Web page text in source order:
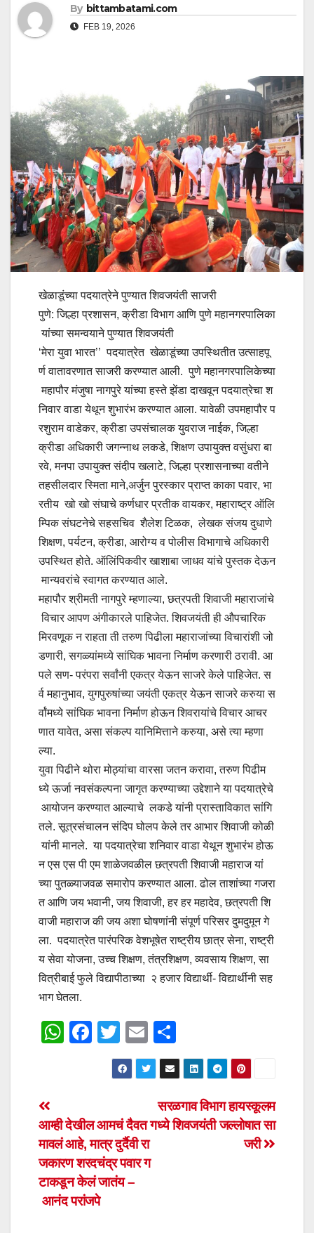
By bittambatami.com
FEB 19, 2026
खेळाडूंच्या पदयात्रेने पुण्यात शिवजयंती साजरी
पुणे: जिल्हा प्रशासन, क्रीडा विभाग आणि पुणे महानगरपालिका
यांच्या समन्वयाने पुण्यात शिवजयंती
‘मेरा युवा भारत’’ पदयात्रेत खेळाडूंच्या उपस्थितीत उत्साहपू
र्ण वातावरणात साजरी करण्यात आली. पुणे महानगरपालिकेच्या
महापौर मंजुषा नागपुरे यांच्या हस्ते झेंडा दाखवून पदयात्रेचा श
निवार वाडा येथून शुभारंभ करण्यात आला. यावेळी उपमहापौर प
रशुराम वाडेकर, क्रीडा उपसंचालक युवराज नाईक, जिल्हा
क्रीडा अधिकारी जगन्नाथ लकडे, शिक्षण उपायुक्त वसुंधरा बा
रवे, मनपा उपायुक्त संदीप खलाटे, जिल्हा प्रशासनाच्या वतीने
तहसीलदार स्मिता माने,अर्जुन पुरस्कार प्राप्त काका पवार, भा
रतीय खो खो संघाचे कर्णधार प्रतीक वायकर, महाराष्ट्र ऑलि
म्पिक संघटनेचे सहसचिव शैलेश टिळक, लेखक संजय दुधाणे
शिक्षण, पर्यटन, क्रीडा, आरोग्य व पोलीस विभागाचे अधिकारी
उपस्थित होते. ऑलिंपिकवीर खाशाबा जाधव यांचे पुस्तक देऊन
मान्यवरांचे स्वागत करण्यात आले.
महापौर श्रीमती नागपुरे म्हणाल्या, छत्रपती शिवाजी महाराजांचे
विचार आपण अंगीकारले पाहिजेत. शिवजयंती ही औपचारिक
मिरवणूक न राहता ती तरुण पिढीला महाराजांच्या विचारांशी जो
डणारी, सगळ्यांमध्ये सांघिक भावना निर्माण करणारी ठरावी. आ
पले सण- परंपरा सर्वांनी एकत्र येऊन साजरे केले पाहिजेत. स
र्व महानुभाव, युगपुरुषांच्या जयंती एकत्र येऊन साजरे करुया स
र्वांमध्ये सांघिक भावना निर्माण होऊन शिवरायांचे विचार आचर
णात यावेत, असा संकल्प यानिमित्ताने करुया, असे त्या म्हणा
ल्या.
युवा पिढीने थोरा मोठ्यांचा वारसा जतन करावा, तरुण पिढीम
ध्ये ऊर्जा नवसंकल्पना जागृत करण्याच्या उद्देशाने या पदयात्रेचे
आयोजन करण्यात आल्याचे लकडे यांनी प्रास्ताविकात सांगि
तले. सूत्रसंचालन संदिप घोलप केले तर आभार शिवाजी कोळी
यांनी मानले. या पदयात्रेचा शनिवार वाडा येथून शुभारंभ होऊ
न एस एस पी एम शाळेजवळील छत्रपती शिवाजी महाराज यां
च्या पुतळ्याजवळ समारोप करण्यात आला. ढोल ताशांच्या गजरा
त आणि जय भवानी, जय शिवाजी, हर हर महादेव, छत्रपती शि
वाजी महाराज की जय अशा घोषणांनी संपूर्ण परिसर दुमदुमून गे
ला. पदयात्रेत पारंपरिक वेशभूषेत राष्ट्रीय छात्र सेना, राष्ट्री
य सेवा योजना, उच्च शिक्षण, तंत्रशिक्षण, व्यवसाय शिक्षण, सा
वित्रीबाई फुले विद्यापीठाच्या २ हजार विद्यार्थी- विद्यार्थीनी सह
भाग घेतला.
W
A
p
p
F
b
o
o
k
T
wi
tt
E
m
ail
h
ar
e
Post
navigation
सरळगाव विभाग हायस्कूलम
ध्ये शिवजयंती जल्लोषात सा
जरी
आम्ही देखील आमचं दैवत ग
मावलं आहे, मात्र दुर्दैवी रा
जकारण शरदचंद्र पवार ग
टाकडून केलं जातंय –
आनंद परांजपे